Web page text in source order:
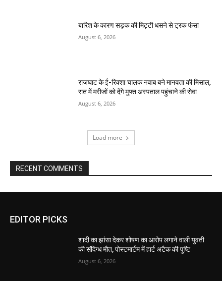
बारिश के कारण सड़क की मिट्टी धसने से ट्रक फंसा
August 6, 2026
राजघाट के ई-रिक्शा चालक नवाब बने मानवता की मिसाल,
रात में मरीजों को देंगे मुफ्त अस्पताल पहुंचाने की सेवा
August 6, 2026
Load more
RECENT COMMENTS
EDITOR PICKS
शादी का झांसा देकर शोषण का आरोप लगाने वाली युवती
की संदिग्ध मौत, पोस्टमार्टम में हार्ट अटैक की पुष्टि
August 6, 2026